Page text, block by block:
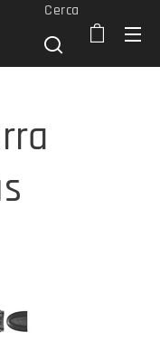
Cerca